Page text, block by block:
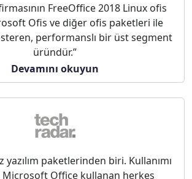
FreeOffice 2018 Linux ofis
Ofis ve diğer ofis paketleri ile
performanslı bir üst segment
üründür.”
Devamını okuyun
yazılım paketlerinden biri. Kullanımı
Microsoft Office kullanan herkes